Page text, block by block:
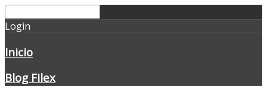
Login
Inicio
Blog Filex